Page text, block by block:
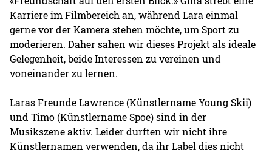
Karriere im Filmbereich an, während Lara einmal
gerne vor der Kamera stehen möchte, um Sport zu
moderieren. Daher sahen wir dieses Projekt als ideale
Gelegenheit, beide Interessen zu vereinen und
voneinander zu lernen.
Laras Freunde Lawrence (Künstlername Young Skii)
und Timo (Künstlername Spoe) sind in der
Musikszene aktiv. Leider durften wir nicht ihre
Künstlernamen verwenden, da ihr Label dies nicht